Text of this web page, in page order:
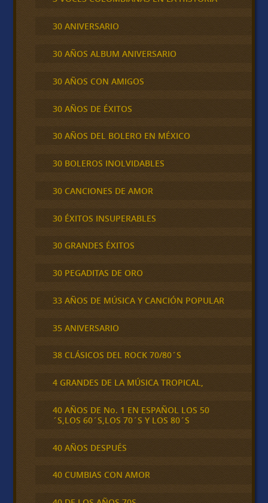
30 ANIVERSARIO
30 AÑOS ALBUM ANIVERSARIO
30 AÑOS CON AMIGOS
30 AÑOS DE ÉXITOS
30 AÑOS DEL BOLERO EN MÉXICO
30 BOLEROS INOLVIDABLES
30 CANCIONES DE AMOR
30 ÉXITOS INSUPERABLES
30 GRANDES ÉXITOS
30 PEGADITAS DE ORO
33 AÑOS DE MÚSICA Y CANCIÓN POPULAR
35 ANIVERSARIO
38 CLÁSICOS DEL ROCK 70/80´S
4 GRANDES DE LA MÚSICA TROPICAL,
40 AÑOS DE No. 1 EN ESPAÑOL LOS 50
´S,LOS 60´S,LOS 70´S Y LOS 80´S
40 AÑOS DESPUÉS
40 CUMBIAS CON AMOR